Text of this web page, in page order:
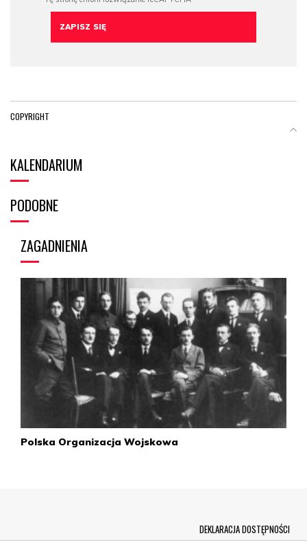
COPYRIGHT
KALENDARIUM
PODOBNE
ZAGADNIENIA
Polska Organizacja Wojskowa
DEKLARACJA DOSTĘPNOŚCI